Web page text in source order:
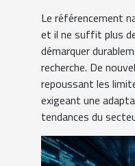
Le référencement
et il ne suffit plus
démarquer
recherche. De
repoussant les
exigeant une
tendances du